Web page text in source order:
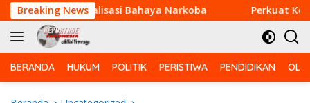
Langsung
ke
konten
Breaking News
Sosialisasi Bahaya Narkoba Perkuat
BERANDA HUKUM POLITIK PERISTIWA PENDIDIKAN